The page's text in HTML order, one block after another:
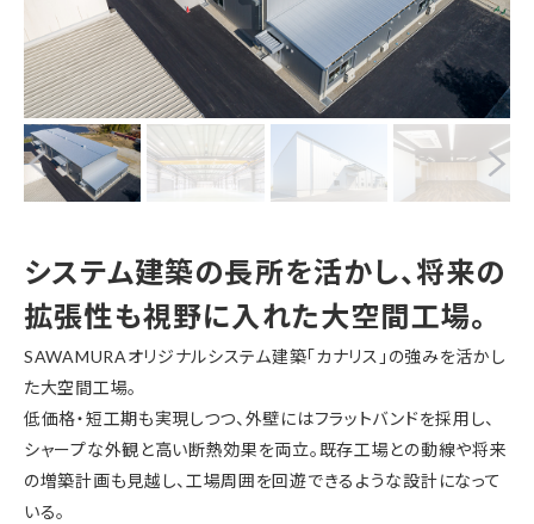
システム建築の長所を活かし、将来の
拡張性も視野に入れた大空間工場。
SAWAMURAオリジナルシステム建築「カナリス」の強みを活かし
た大空間工場。
低価格・短工期も実現しつつ、外壁にはフラットバンドを採用し、
シャープな外観と高い断熱効果を両立。既存工場との動線や将来
の増築計画も見越し、工場周囲を回遊できるような設計になって
いる。